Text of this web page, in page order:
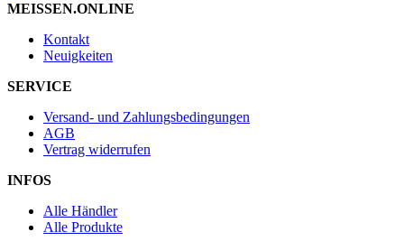
MEISSEN.ONLINE
Kontakt
Neuigkeiten
SERVICE
Versand- und Zahlungsbedingungen
AGB
Vertrag widerrufen
INFOS
Alle Händler
Alle Produkte